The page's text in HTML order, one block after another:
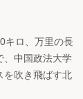
キロ、万里の長
、中国政法大学
を吹き飛ばす北